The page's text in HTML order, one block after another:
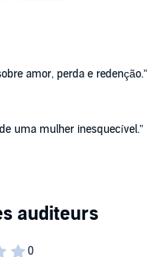
Intrínseca Ltda.
amor, perda e redenção.”
uma mulher inesquecível.”